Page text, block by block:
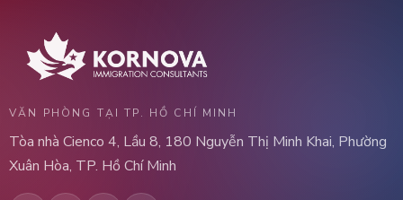
VĂN PHÒNG TẠI TP. HỒ CHÍ MINH
Tòa nhà Cienco 4, Lầu 8, 180 Nguyễn Thị Minh Khai, Phường
Xuân Hòa, TP. Hồ Chí Minh